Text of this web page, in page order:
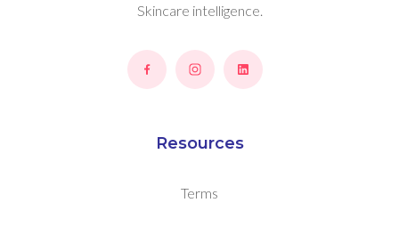
Skincare intelligence.
Resources
Terms